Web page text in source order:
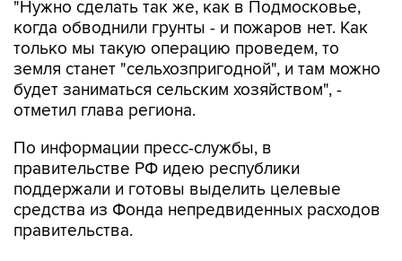
только мы такую операцию проведем, то
земля станет "сельхозпригодной", и там можно
будет заниматься сельским хозяйством", -
отметил глава региона.
По информации пресс-службы, в
поддержали и готовы выделить целевые
средства из Фонда непредвиденных расходов
правительства.
"Решить вопрос в рамках программ